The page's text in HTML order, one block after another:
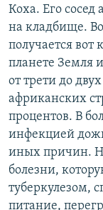
Коха. Его
на кладбище.
получается вот
планете Земля
от трети до
африканских
процентов. В
инфекцией
иных причин.
болезни,
туберкулезом,
питание,